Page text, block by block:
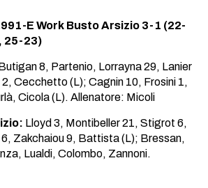
E Work Busto Arsizio 3-1 (22-
25-23)
8, Partenio, Lorrayna 29, Lanier
Cecchetto (L); Cagnin 10, Frosini 1,
Cicola (L). Allenatore: Micoli
Lloyd 3, Montibeller 21, Stigrot 6,
Zakchaiou 9, Battista (L); Bressan,
Lualdi, Colombo, Zannoni.